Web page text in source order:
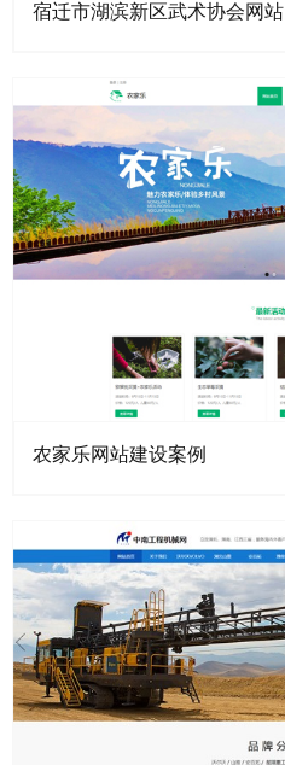
宿迁市湖滨新区武术协会网站
农家乐网站建设案例